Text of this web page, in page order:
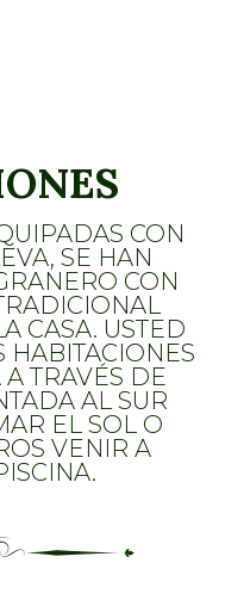
CON
SE HAN
CON
CASA. USTED
HABITACIONES
TRAVÉS DE
AL SUR
EL SOL O
VENIR A